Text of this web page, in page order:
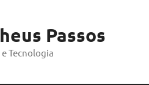
Passos
Tecnologia